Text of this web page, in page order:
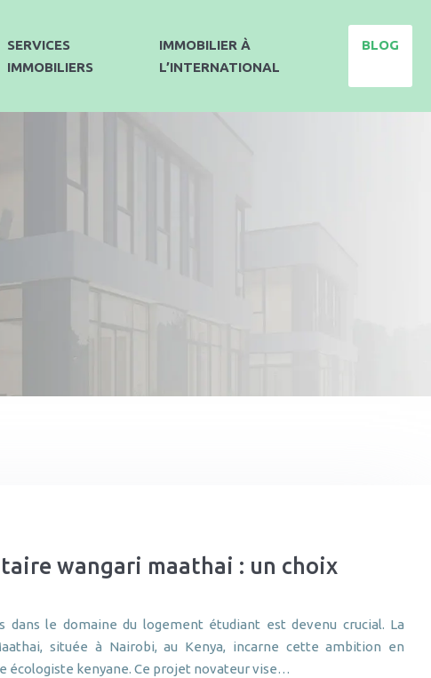
SERVICES
IMMOBILIERS
IMMOBILIER À
L’INTERNATIONAL
BLOG
wangari maathai : un choix
dans le domaine du logement étudiant est devenu crucial. La
située à Nairobi, au Kenya, incarne cette ambition en
écologiste kenyane. Ce projet novateur vise…